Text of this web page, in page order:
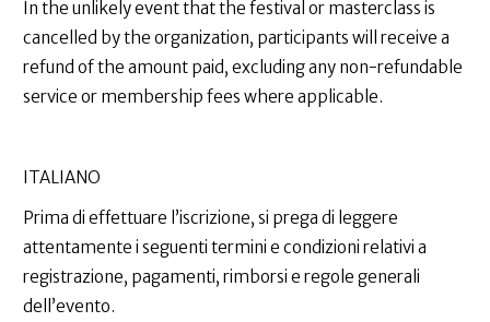
In the unlikely event that the festival or masterclass is
cancelled by the organization, participants will receive a
refund of the amount paid, excluding any non-refundable
service or membership fees where applicable.
ITALIANO
Prima di effettuare l’iscrizione, si prega di leggere
attentamente i seguenti termini e condizioni relativi a
registrazione, pagamenti, rimborsi e regole generali
dell’evento.